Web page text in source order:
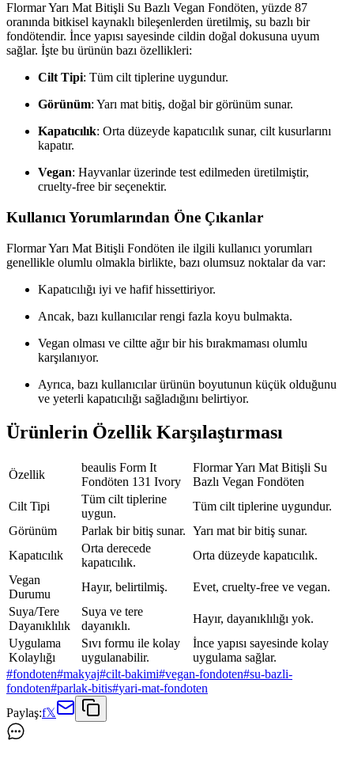
Flormar Yarı Mat Bitişli Su Bazlı Vegan Fondöten, yüzde 87
oranında bitkisel kaynaklı bileşenlerden üretilmiş, su bazlı bir
fondötendir. İnce yapısı sayesinde cildin doğal dokusuna uyum
sağlar. İşte bu ürünün bazı özellikleri:
Cilt Tipi: Tüm cilt tiplerine uygundur.
Görünüm: Yarı mat bitiş, doğal bir görünüm sunar.
Kapatıcılık: Orta düzeyde kapatıcılık sunar, cilt kusurlarını
kapatır.
Vegan: Hayvanlar üzerinde test edilmeden üretilmiştir,
cruelty-free bir seçenektir.
Kullanıcı Yorumlarından Öne Çıkanlar
Flormar Yarı Mat Bitişli Fondöten ile ilgili kullanıcı yorumları
genellikle olumlu olmakla birlikte, bazı olumsuz noktalar da var:
Kapatıcılığı iyi ve hafif hissettiriyor.
Ancak, bazı kullanıcılar rengi fazla koyu bulmakta.
Vegan olması ve ciltte ağır bir his bırakmaması olumlu
karşılanıyor.
Ayrıca, bazı kullanıcılar ürünün boyutunun küçük olduğunu
ve yeterli kapatıcılığı sağladığını belirtiyor.
Ürünlerin Özellik Karşılaştırması
Özellik
beaulis Form It
Fondöten 131 Ivory
Flormar Yarı Mat Bitişli Su
Bazlı Vegan Fondöten
Cilt Tipi
Tüm cilt tiplerine
uygun.
Tüm cilt tiplerine uygundur.
Görünüm
Parlak bir bitiş sunar. Yarı mat bir bitiş sunar.
Kapatıcılık
Orta derecede
kapatıcılık.
Orta düzeyde kapatıcılık.
Vegan
Durumu
Hayır, belirtilmiş.
Evet, cruelty-free ve vegan.
Suya/Tere
Dayanıklılık
Suya ve tere
dayanıklı.
Hayır, dayanıklılığı yok.
Uygulama
Kolaylığı
Sıvı formu ile kolay
uygulanabilir.
İnce yapısı sayesinde kolay
uygulama sağlar.
#fondoten#makyaj#cilt-bakimi#vegan-fondoten#su-bazli-
fondoten#parlak-bitis#yari-mat-fondoten
Paylaş:f𝕏